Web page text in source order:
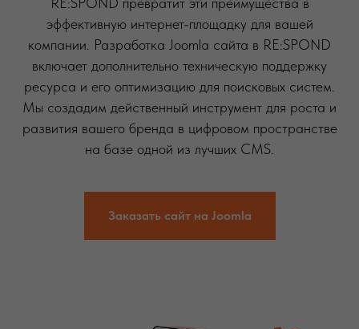
эффективную интернет-площадку для вашей
компании. Разработка Joomla сайта в RE:SPOND
включает дополнительно техническую поддержку
ресурса и его оптимизацию для поисковых систем.
Мы создадим действенный инструмент для роста и
развития вашего бренда в цифровом пространстве
на базе одной из лучших CMS.
Заказать сайт на Joomla